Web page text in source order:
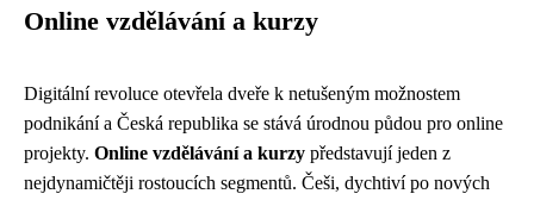
Online vzdělávání a kurzy
Digitální revoluce otevřela dveře k netušeným možnostem
podnikání a Česká republika se stává úrodnou půdou pro online
projekty. Online vzdělávání a kurzy představují jeden z
nejdynamičtěji rostoucích segmentů. Češi, dychtiví po nových